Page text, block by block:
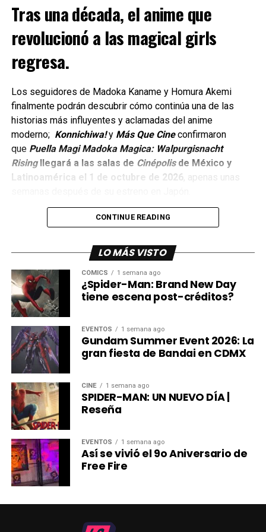
comments
Friends y Aqua Teen Hunger Force en una sátira
ambientada a bordo de un crucero.
Robot Chicken, el segundo especial estará dedicado a los
Y celebrará el 35.º aniversario del canal que dio origen a
algunas de las animaciones más queridas por varias
generaciones.
Actualmente, el episodio se encuentra en producción.
Chicken
Creados por Seth Green y Matthew Senreich, y producidos
por Stoopid Buddy Studios, los nuevos especiales de
Robot Chicken fueron anunciados durante el Festival
Internacional de Cine de Animación de Annecy.
Mientras llega su estreno, las once temporadas de la
serie ya están disponibles en HBO Max.
revolucionó la televisión de animación para adultos
Tras una década, el anime que
revolucionó a las magical girls
regresa.
Los seguidores de Madoka Kaname y Homura Akemi
finalmente podrán descubrir cómo continúa una de las
historias más influyentes y aclamadas del anime
moderno; Konnichiwa!y Más Que Cineconfirmaron
que Puella Magi Madoka Magica: Walpurgisnacht
Rising llegará a las salas de Cinépolisde México y
Latinoamérica el 1 de octubre de 2026 , apenas unas
CONTINUE READING
LO MÁS VISTO
CÓMICS 1 semana ago
¿Spider-Man: Brand New Day
tiene escena post-créditos?
EVENTOS 1 semana ago
Gundam Summer Event 2026: La
gran fiesta de Bandai en CDMX
CINE 1 semana ago
SPIDER-MAN: UN NUEVO DÍA |
Reseña
EVENTOS 1 semana ago
Así se vivió el 9o Aniversario de
Free Fire